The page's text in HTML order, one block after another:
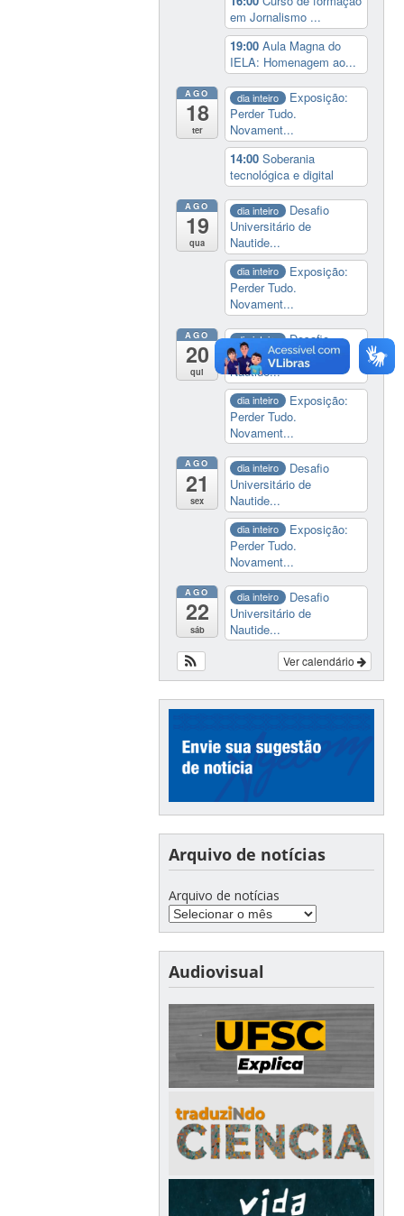
em Jornalismo ...
19:00Aula Magna do
IELA: Homenagem ao...
AGO
18
ter
dia inteiro
Exposição:
Perder Tudo.
Novament...
14:00Soberania
tecnológica e digital
AGO
19
qua
dia inteiro
Desafio
Universitário de
Nautide...
dia inteiro
Exposição:
Perder Tudo.
Novament...
AGO
20
qui
dia inteiro
Desafio
Universitário de
Nautide...
dia inteiro
Exposição:
Perder Tudo.
Novament...
AGO
21
sex
dia inteiro
Desafio
Universitário de
Nautide...
dia inteiro
Exposição:
Perder Tudo.
Novament...
AGO
22
sáb
dia inteiro
Desafio
Universitário de
Nautide...
Ver calendário
Arquivo de notícias
Arquivo de notícias
Audiovisual